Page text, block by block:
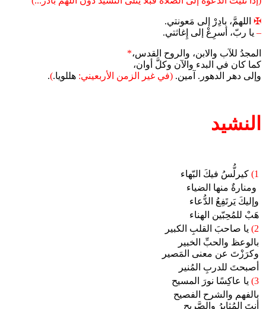
✠ اللهمَّ، بادِرْ إلى مَعونتي.
– يا ربّ، أسرِعْ إلى إِغاثتي.
المجدُ للآب والابن، والروح القدس،*
كما كان في البدء والآن وكلَّ أوان،
وإلى دهر الدهور. آمين. (في غير الزمن الأربعيني: هللويا.)
.
النشيد
1) كيرلُّسُ فيكَ البّهاء
ومنارةٌ منها الضياء
وإليكَ يَرتَفِعُ الدُّعاء
هَبْ للمُحِبّين الهناء
2)
يا صاحبَ القلبِ الكبير
بالوعظ والحبِّ الخبير
وكرَزْتَ عن معنى المَصير
أصبحتَ للدربِ المُنير
3) يا عاكِسًا نورَ المسيح
بالفهم والشرح الفصيح
أنتَ المُثابرُ والصَّريح